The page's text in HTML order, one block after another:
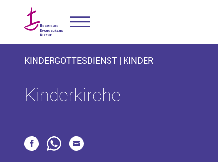
KINDERGOTTESDIENST | KINDER
Kinderkirche